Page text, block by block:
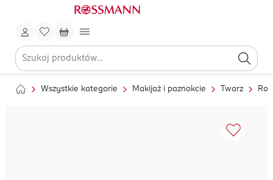
Wszystkie kategorie Makijaż i paznokcie Twarz